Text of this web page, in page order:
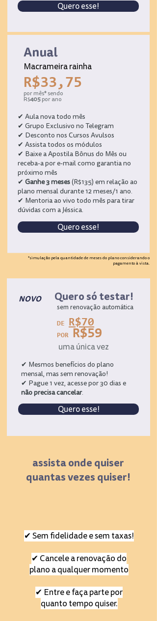
Quero esse!
Anual
Macrameira rainha
R$33,75
por mês* sendo
R$405por ano
✔ Aula nova todo mês
✔ Grupo Exclusivo no Telegram
✔ Desconto nos Cursos Avulsos
✔ Assista todos os módulos
✔ Baixe a Apostila Bônus do Mês ou
receba-a por e-mail como garantia no
próximo mês
✔ Ganhe 3 meses(R$135) em relação ao
plano mensal durante 12 meses/1 ano.
✔ Mentoria ao vivo todo mês para tirar
dúvidas com a Jéssica.
Quero esse!
*simulação pela quantidade de meses do plano considerando o
pagamento à vista.
NOVO Quero só testar!
sem renovação automática
DE R$70
POR R$59
uma única vez
✔ Mesmos benefícios do plano
mensal, mas sem renovação!
✔ Pague 1 vez, acesse por 30 dias e
não precisa cancelar.
Quero esse!
assista onde quiser
quantas vezes quiser!
✔ Sem fidelidade e sem taxas!
✔ Cancele a renovação do
plano a qualquer momento
✔ Entre e faça parte por
quanto tempo quiser.